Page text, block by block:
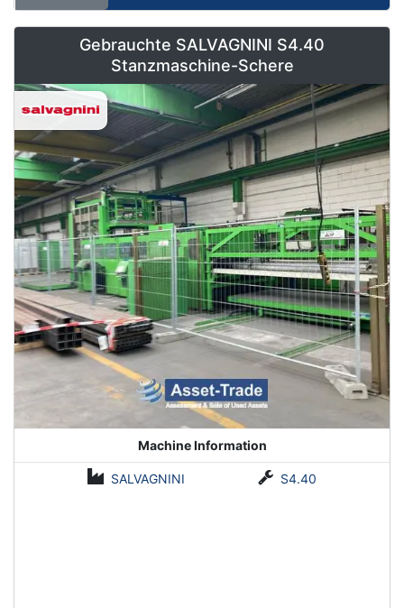
Gebrauchte SALVAGNINI S4.40
Stanzmaschine-Schere
Machine Information
SALVAGNINI S4.40